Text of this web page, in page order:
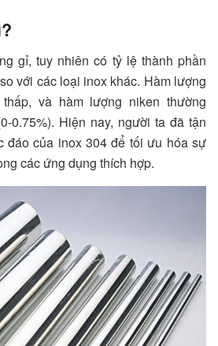
gỉ, tuy nhiên có tỷ lệ thành phần
với các loại inox khác. Hàm lượng
và hàm lượng niken thường
0.75%). Hiện nay, người ta đã tận
đáo của inox 304 để tối ưu hóa sự
các ứng dụng thích hợp.